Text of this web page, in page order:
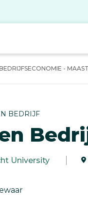
-
BEDRIJF
University